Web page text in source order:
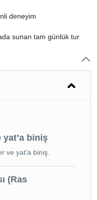
deneyim
sunan tam günlük tur
yat’a biniş
ve yat’a biniş.
(Ras